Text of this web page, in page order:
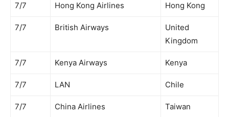
7/7 Hong Kong Airlines Hong Kong
7/7 British Airways
United
Kingdom
7/7 Kenya Airways Kenya
7/7 LAN Chile
7/7 China Airlines Taiwan